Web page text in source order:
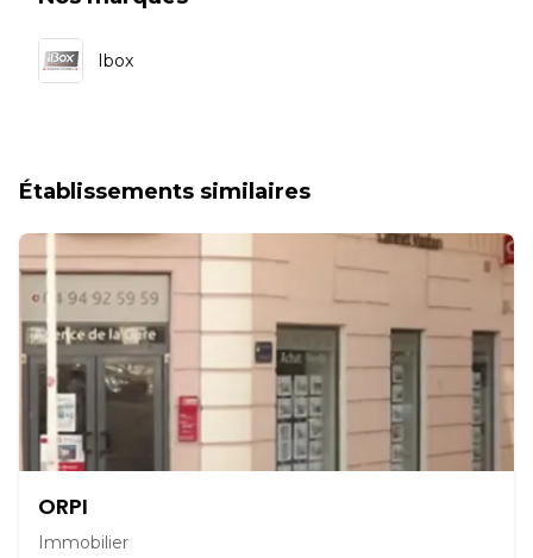
Ibox
Établissements similaires
ORPI
Immobilier